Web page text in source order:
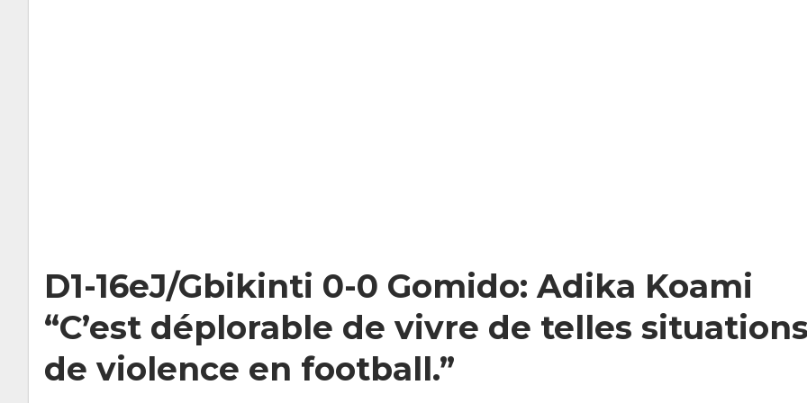
D1-16eJ/Gbikinti 0-0 Gomido: Adika Koami
“C’est déplorable de vivre de telles
de violence en football.”